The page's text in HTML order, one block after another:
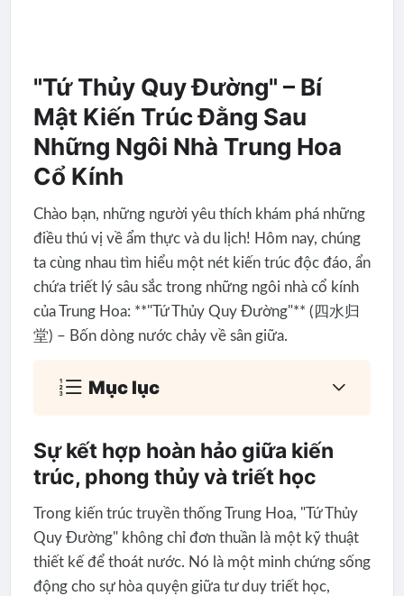
"Tứ Thủy Quy Đường" – Bí
Mật Kiến Trúc Đằng Sau
Những Ngôi Nhà Trung Hoa
Cổ Kính
Chào bạn, những người yêu thích khám phá những
điều thú vị về ẩm thực và du lịch! Hôm nay, chúng
ta cùng nhau tìm hiểu một nét kiến trúc độc đáo, ẩn
chứa triết lý sâu sắc trong những ngôi nhà cổ kính
của Trung Hoa: **"Tứ Thủy Quy Đường"** (四水归
堂) – Bốn dòng nước chảy về sân giữa.
Mục lục
Sự kết hợp hoàn hảo giữa kiến
trúc, phong thủy và triết học
Trong kiến trúc truyền thống Trung Hoa, "Tứ Thủy
Quy Đường" không chỉ đơn thuần là một kỹ thuật
thiết kế để thoát nước. Nó là một minh chứng sống
động cho sự hòa quyện giữa tư duy triết học,